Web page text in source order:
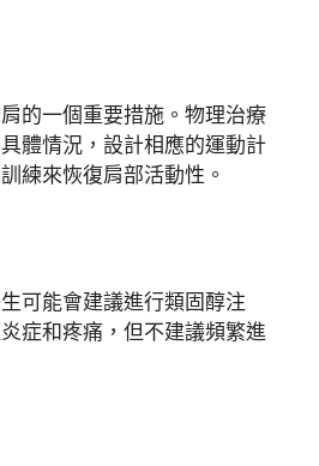
的一個重要措施。物理治療
體情況，設計相應的運動計
練來恢復肩部活動性。
可能會建議進行類固醇注
症和疼痛，但不建議頻繁進